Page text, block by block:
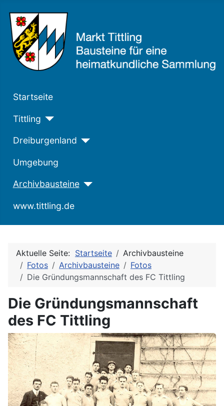
Startseite
Tittling
Dreiburgenland
Umgebung
Archivbausteine
www.tittling.de
Aktuelle Seite: Startseite
Archivbausteine
Fotos
Archivbausteine
Fotos
Die Gründungsmannschaft des FC Tittling
Die Gründungsmannschaft
des FC Tittling